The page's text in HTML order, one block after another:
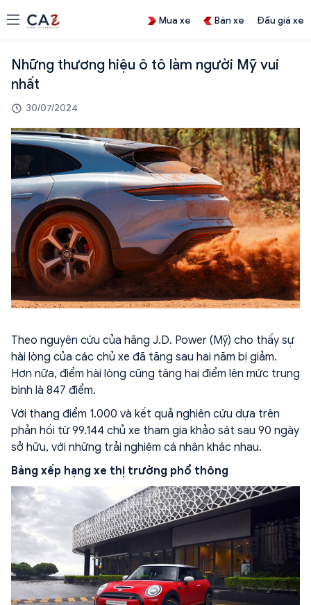
Mua xe Bán xe Đấu giá xe
Những thương hiệu ô tô làm người Mỹ vui
nhất
30/07/2024
Theo nguyên cứu của hãng J.D. Power (Mỹ) cho thấy sự
hài lòng của các chủ xe đã tăng sau hai năm bị giảm.
Hơn nữa, điểm hài lòng cũng tăng hai điểm lên mức trung
bình là 847 điểm.
Với thang điểm 1.000 và kết quả nghiên cứu dựa trên
phản hồi từ 99.144 chủ xe tham gia khảo sát sau 90 ngày
sở hữu, với những trải nghiệm cá nhân khác nhau.
Bảng xếp hạng xe thị trường phổ thông